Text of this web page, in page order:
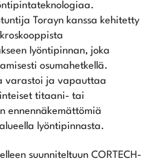
Torayn kanssa kehitetty
lyöntipinnan, joka
osumahetkellä.
varastoi ja vapauttaa
titaani- tai
ennennäkemättömiä
lyöntipinnasta.
suunniteltuun CORTECH-